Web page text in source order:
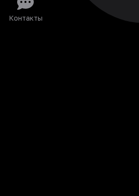
Контакты